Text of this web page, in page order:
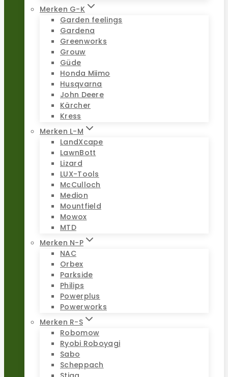
Merken G-K
Garden feelings
Gardena
Greenworks
Grouw
Güde
Honda Miimo
Husqvarna
John Deere
Kärcher
Kress
Merken L-M
LandXcape
LawnBott
Lizard
LUX-Tools
McCulloch
Medion
Mountfield
Mowox
MTD
Merken N-P
NAC
Orbex
Parkside
Philips
Powerplus
Powerworks
Merken R-S
Robomow
Ryobi Roboyagi
Sabo
Scheppach